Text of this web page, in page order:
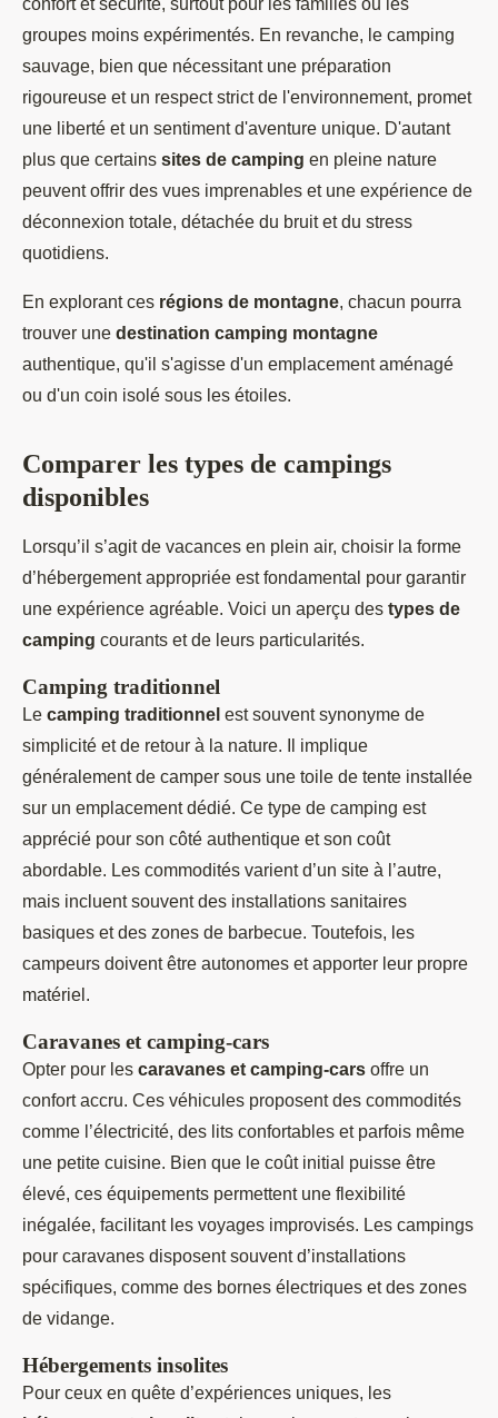
confort et sécurité, surtout pour les familles ou les
groupes moins expérimentés. En revanche, le camping
sauvage, bien que nécessitant une préparation
rigoureuse et un respect strict de l'environnement, promet
une liberté et un sentiment d'aventure unique. D'autant
plus que certains sites de camping en pleine nature
peuvent offrir des vues imprenables et une expérience de
déconnexion totale, détachée du bruit et du stress
quotidiens.
En explorant ces régions de montagne, chacun pourra
trouver une destination camping montagne
authentique, qu'il s'agisse d'un emplacement aménagé
ou d'un coin isolé sous les étoiles.
Comparer les types de campings
disponibles
Lorsqu’il s’agit de vacances en plein air, choisir la forme
d’hébergement appropriée est fondamental pour garantir
une expérience agréable. Voici un aperçu des types de
camping courants et de leurs particularités.
Camping traditionnel
Le camping traditionnel est souvent synonyme de
simplicité et de retour à la nature. Il implique
généralement de camper sous une toile de tente installée
sur un emplacement dédié. Ce type de camping est
apprécié pour son côté authentique et son coût
abordable. Les commodités varient d’un site à l’autre,
mais incluent souvent des installations sanitaires
basiques et des zones de barbecue. Toutefois, les
campeurs doivent être autonomes et apporter leur propre
matériel.
Caravanes et camping-cars
Opter pour les caravanes et camping-cars offre un
confort accru. Ces véhicules proposent des commodités
comme l’électricité, des lits confortables et parfois même
une petite cuisine. Bien que le coût initial puisse être
élevé, ces équipements permettent une flexibilité
inégalée, facilitant les voyages improvisés. Les campings
pour caravanes disposent souvent d’installations
spécifiques, comme des bornes électriques et des zones
de vidange.
Hébergements insolites
Pour ceux en quête d’expériences uniques, les